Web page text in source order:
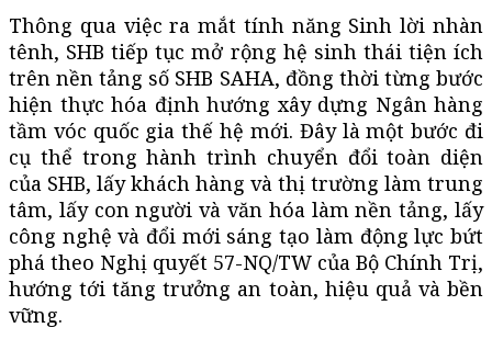
Thông qua việc ra mắt tính năng Sinh lời nhàn
tênh, SHB tiếp tục mở rộng hệ sinh thái tiện ích
trên nền tảng số SHB SAHA, đồng thời từng bước
hiện thực hóa định hướng xây dựng Ngân hàng
tầm vóc quốc gia thế hệ mới. Đây là một bước đi
cụ thể trong hành trình chuyển đổi toàn diện
của SHB, lấy khách hàng và thị trường làm trung
tâm, lấy con người và văn hóa làm nền tảng, lấy
công nghệ và đổi mới sáng tạo làm động lực bứt
phá theo Nghị quyết 57-NQ/TW của Bộ Chính Trị,
hướng tới tăng trưởng an toàn, hiệu quả và bền
vững.